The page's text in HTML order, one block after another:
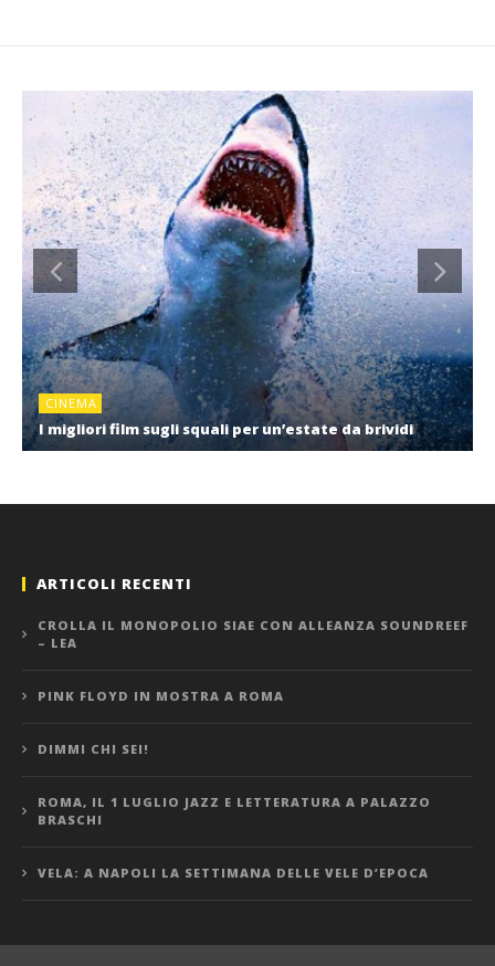
CINEMA
I migliori film sugli squali per un’estate da brividi
ARTICOLI RECENTI
CROLLA IL MONOPOLIO SIAE CON ALLEANZA SOUNDREEF
– LEA
PINK FLOYD IN MOSTRA A ROMA
DIMMI CHI SEI!
ROMA, IL 1 LUGLIO JAZZ E LETTERATURA A PALAZZO
BRASCHI
VELA: A NAPOLI LA SETTIMANA DELLE VELE D’EPOCA